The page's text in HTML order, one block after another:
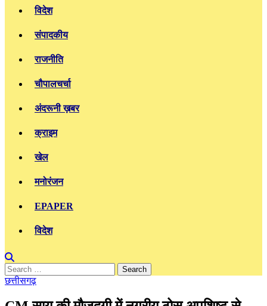
विदेश
संपादकीय
राजनीति
चौपालचर्चा
अंदरूनी ख़बर
क्राइम
खेल
मनोरंजन
EPAPER
विदेश
Search
for:
छत्तीसगढ़